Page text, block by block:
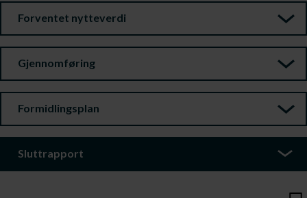
Forventet nytteverdi
Gjennomføring
Formidlingsplan
Sluttrapport